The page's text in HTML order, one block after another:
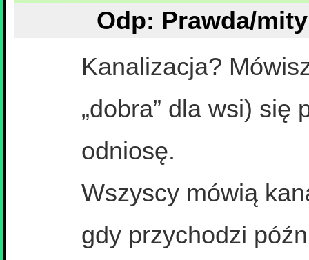
Kanalizacja?
„dobra” dla wsi) się
odniosę.
Wszyscy mówią
gdy przychodzi